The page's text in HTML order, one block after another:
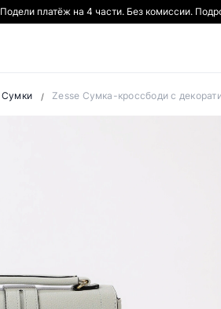
Подели платёж на 4 части. Без комиссии.
Сумки Zesse Сумка-кроссбоди с